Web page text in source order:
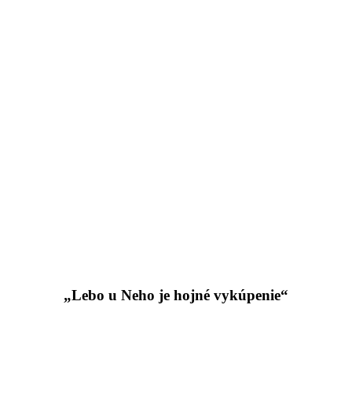
„Lebo u Neho je hojné vykúpenie“